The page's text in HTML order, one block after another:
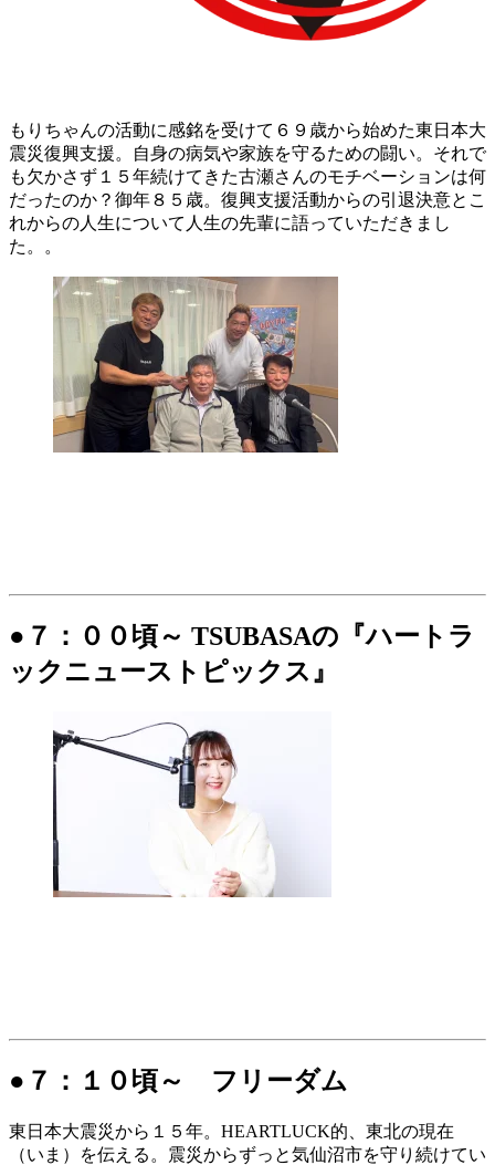
もりちゃんの活動に感銘を受けて６９歳から始めた東日本大
震災復興支援。自身の病気や家族を守るための闘い。それで
も欠かさず１５年続けてきた古瀬さんのモチベーションは何
だったのか？御年８５歳。復興支援活動からの引退決意とこ
れからの人生について人生の先輩に語っていただきまし
た。。
●７：００頃～ TSUBASAの『ハートラ
ックニューストピックス』
●７：１０頃～ フリーダム
東日本大震災から１５年。HEARTLUCK的、東北の現在
（いま）を伝える。震災からずっと気仙沼市を守り続けてい